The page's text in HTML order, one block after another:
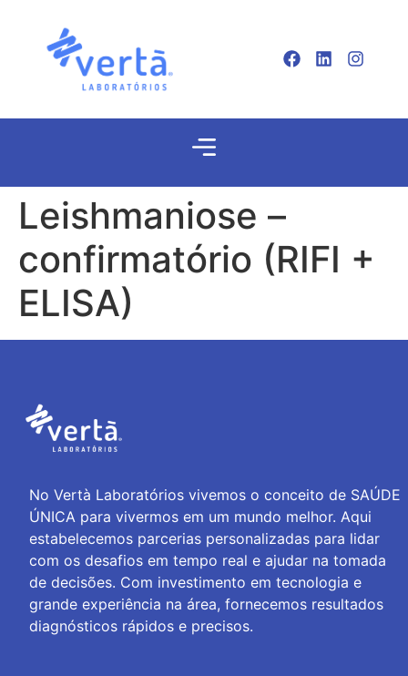
Leishmaniose –
confirmatório (RIFI +
ELISA)
No Vertà Laboratórios vivemos o conceito de SAÚDE
ÚNICA para vivermos em um mundo melhor. Aqui
estabelecemos parcerias personalizadas para lidar
com os desafios em tempo real e ajudar na tomada
de decisões. Com investimento em tecnologia e
grande experiência na área, fornecemos resultados
diagnósticos rápidos e precisos.